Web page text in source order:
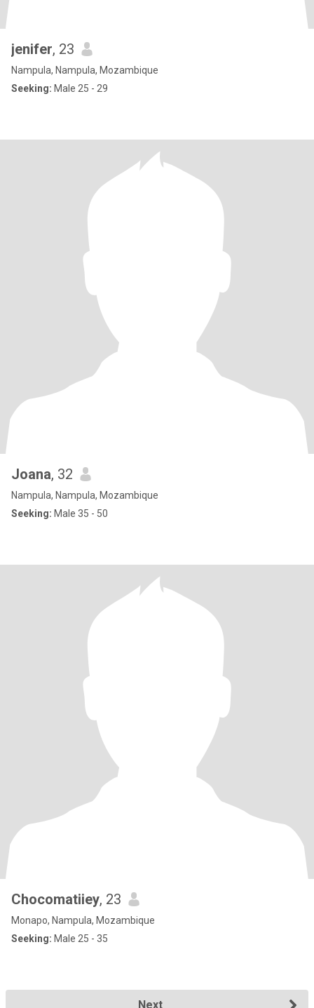
jenifer, 23
Nampula, Nampula, Mozambique
Seeking: Male 25 - 29
Joana, 32
Nampula, Nampula, Mozambique
Seeking: Male 35 - 50
Chocomatiiey, 23
Monapo, Nampula, Mozambique
Seeking: Male 25 - 35
Next